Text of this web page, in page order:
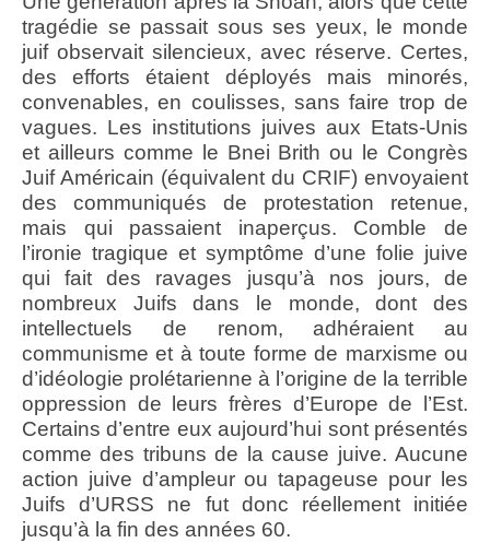
tragédie se passait sous ses yeux, le monde
juif observait silencieux, avec réserve. Certes,
des efforts étaient déployés mais minorés,
convenables, en coulisses, sans faire trop de
vagues. Les institutions juives aux Etats-Unis
et ailleurs comme le Bnei Brith ou le Congrès
Juif Américain (équivalent du CRIF) envoyaient
des communiqués de protestation retenue,
mais qui passaient inaperçus. Comble de
l’ironie tragique et symptôme d’une folie juive
qui fait des ravages jusqu’à nos jours, de
nombreux Juifs dans le monde, dont des
intellectuels de renom, adhéraient au
communisme et à toute forme de marxisme ou
d’idéologie prolétarienne à l’origine de la terrible
oppression de leurs frères d’Europe de l’Est.
Certains d’entre eux aujourd’hui sont présentés
comme des tribuns de la cause juive. Aucune
action juive d’ampleur ou tapageuse pour les
Juifs d’URSS ne fut donc réellement initiée
jusqu’à la fin des années 60.